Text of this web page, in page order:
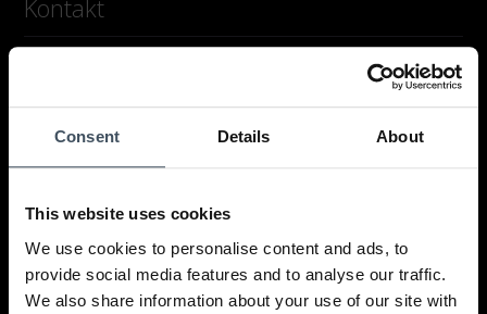
Consent Details About
This website uses cookies
We use cookies to personalise content and ads, to
provide social media features and to analyse our traffic.
We also share information about your use of our site with
Kontakt
oder per E-Mail
hello@luxoia.com
Filiale suchen
Information